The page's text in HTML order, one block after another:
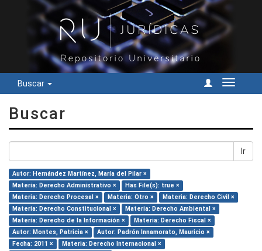
Buscar
Cambiar
Buscar
Ir
Autor: Hernández Martínez, María del Pilar ×
Materia: Derecho Administrativo ×
Has File(s): true ×
Materia: Derecho Procesal ×
Materia: Otro ×
Materia: Derecho Civil ×
Materia: Derecho Constitucional ×
Materia: Derecho Ambiental ×
Materia: Derecho de la Información ×
Materia: Derecho Fiscal ×
Autor: Montes, Patricia ×
Autor: Padrón Innamorato, Mauricio ×
Fecha: 2011 ×
Materia: Derecho Internacional ×